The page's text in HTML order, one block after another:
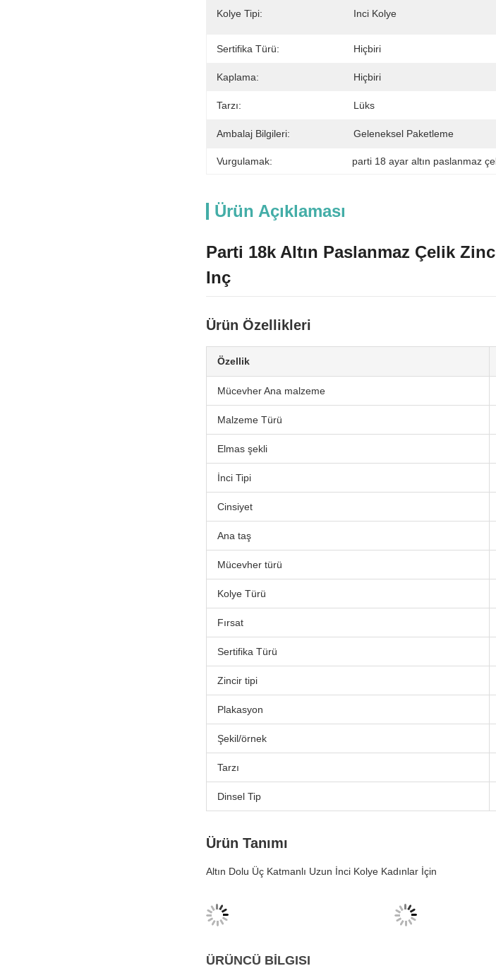
Kolye Tipi: Inci Kolye
Sertifika Türü: Hiçbiri
Kaplama: Hiçbiri
Tarzı: Lüks
Ambalaj Bilgileri: Geleneksel Paketleme
Vurgulamak: parti 18 ayar altın paslanmaz
Ürün Açıklaması
Parti 18k Altın Paslanmaz Çelik
Inç
Ürün Özellikleri
Özellik
Mücevher Ana malzeme
Malzeme Türü
Elmas şekli
İnci Tipi
Cinsiyet
Ana taş
Mücevher türü
Kolye Türü
Fırsat
Sertifika Türü
Zincir tipi
Plakasyon
Şekil/örnek
Tarzı
Dinsel Tip
Ürün Tanımı
Altın Dolu Üç Katmanlı Uzun İnci Kolye Kadınlar İçin
ÜRÜNCÜ BİLGISI